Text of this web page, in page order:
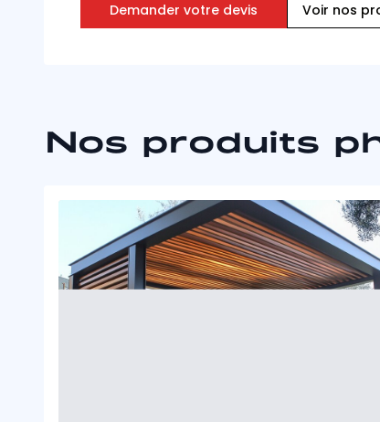
Demander votre devis Voir nos
Nos produits